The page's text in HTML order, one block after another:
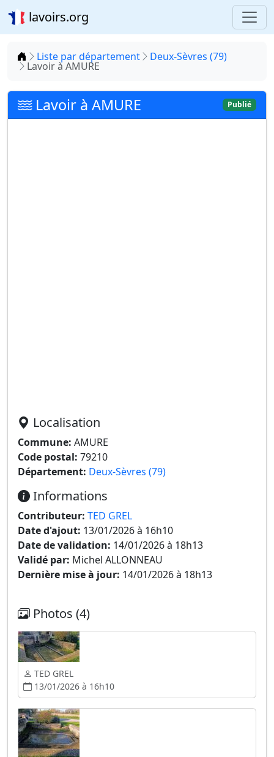
lavoirs.org
Accueil
Liste par département Deux-Sèvres (79)
Lavoir à AMURE
Lavoir à AMURE Publié
Localisation
Commune: AMURE
Code postal: 79210
Département: Deux-Sèvres (79)
Informations
Contributeur: TED GREL
Date d'ajout: 13/01/2026 à 16h10
Date de validation: 14/01/2026 à 18h13
Validé par: Michel ALLONNEAU
Dernière mise à jour: 14/01/2026 à 18h13
Photos (4)
TED GREL
13/01/2026 à 16h10